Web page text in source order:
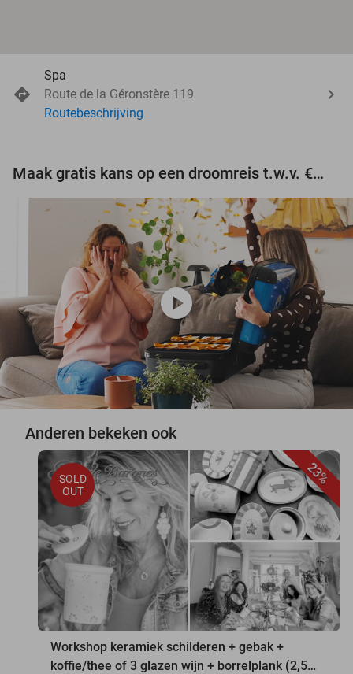
Spa
Route de la Géronstère 119
Routebeschrijving
Maak gratis kans op een droomreis t.w.v. €3.000!
play_circle
Anderen bekeken ook
23%
SOLD
OUT
Workshop keramiek schilderen + gebak +
koffie/thee of 3 glazen wijn + borrelplank (2,5